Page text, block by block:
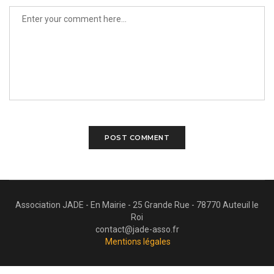
Association JADE - En Mairie - 25 Grande Rue - 78770 Auteuil le
Roi
contact@jade-asso.fr
Mentions légales